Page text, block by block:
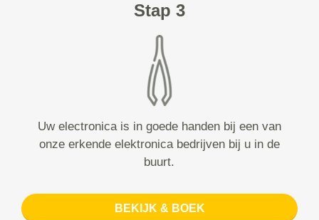
Stap 3
Uw electronica is in goede handen bij een van
onze erkende elektronica bedrijven bij u in de
buurt.
BEKIJK & BOEK